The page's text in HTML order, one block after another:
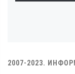
2007-2023.